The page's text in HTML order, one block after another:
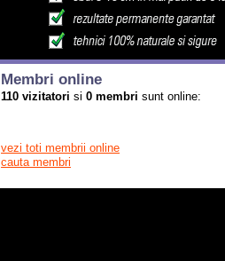
Membri online
110 vizitatori si 0 membri sunt online:
vezi toti membrii online
cauta membri